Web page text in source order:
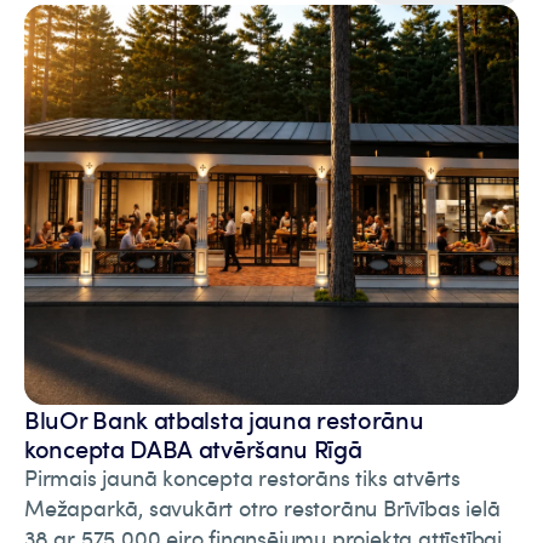
BluOr Bank atbalsta jauna restorānu
koncepta DABA atvēršanu Rīgā
Pirmais jaunā koncepta restorāns tiks atvērts
Mežaparkā, savukārt otro restorānu Brīvības ielā